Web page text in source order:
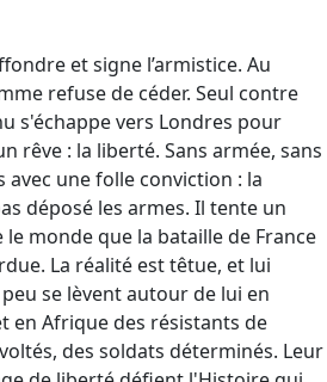
et signe l’armistice. Au
refuse de céder. Seul contre
s'échappe vers Londres pour
rêve : la liberté. Sans armée, sans
avec une folle conviction : la
déposé les armes. Il tente un
monde que la bataille de France
La réalité est têtue, et lui
se lèvent autour de lui en
en Afrique des résistants de
des soldats déterminés. Leur